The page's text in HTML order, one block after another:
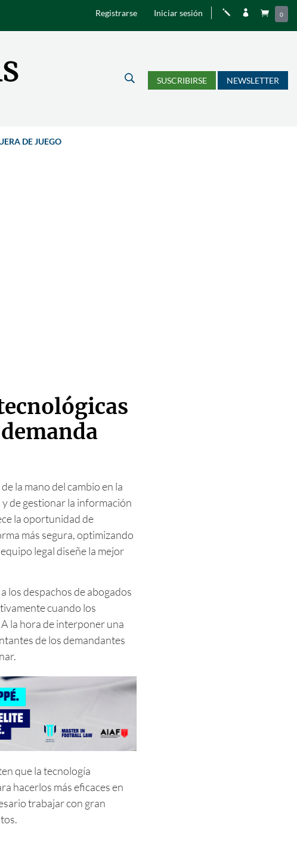
Registrarse Iniciar sesión j   0
U SUSCRIBIRSE NEWSLETTER
DE JUEGO
la mano del cambio en la
de gestionar la información
la oportunidad de
más segura, optimizando
legal diseñe la mejor
los despachos de abogados
cuando los
la hora de interponer una
de los demandantes
que la tecnología
hacerlos más eficaces en
trabajar con gran